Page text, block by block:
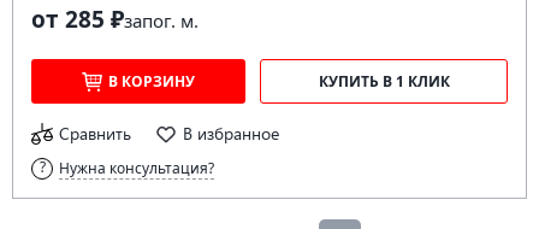
от 285 ₽запог. м.
В КОРЗИНУ КУПИТЬ В 1 КЛИК
Сравнить В избранное
Нужна консультация?